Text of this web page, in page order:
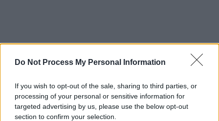
Do Not Process My Personal Information
If you wish to opt-out of the sale, sharing to third parties, or
processing of your personal or sensitive information for
targeted advertising by us, please use the below opt-out
section to confirm your selection.